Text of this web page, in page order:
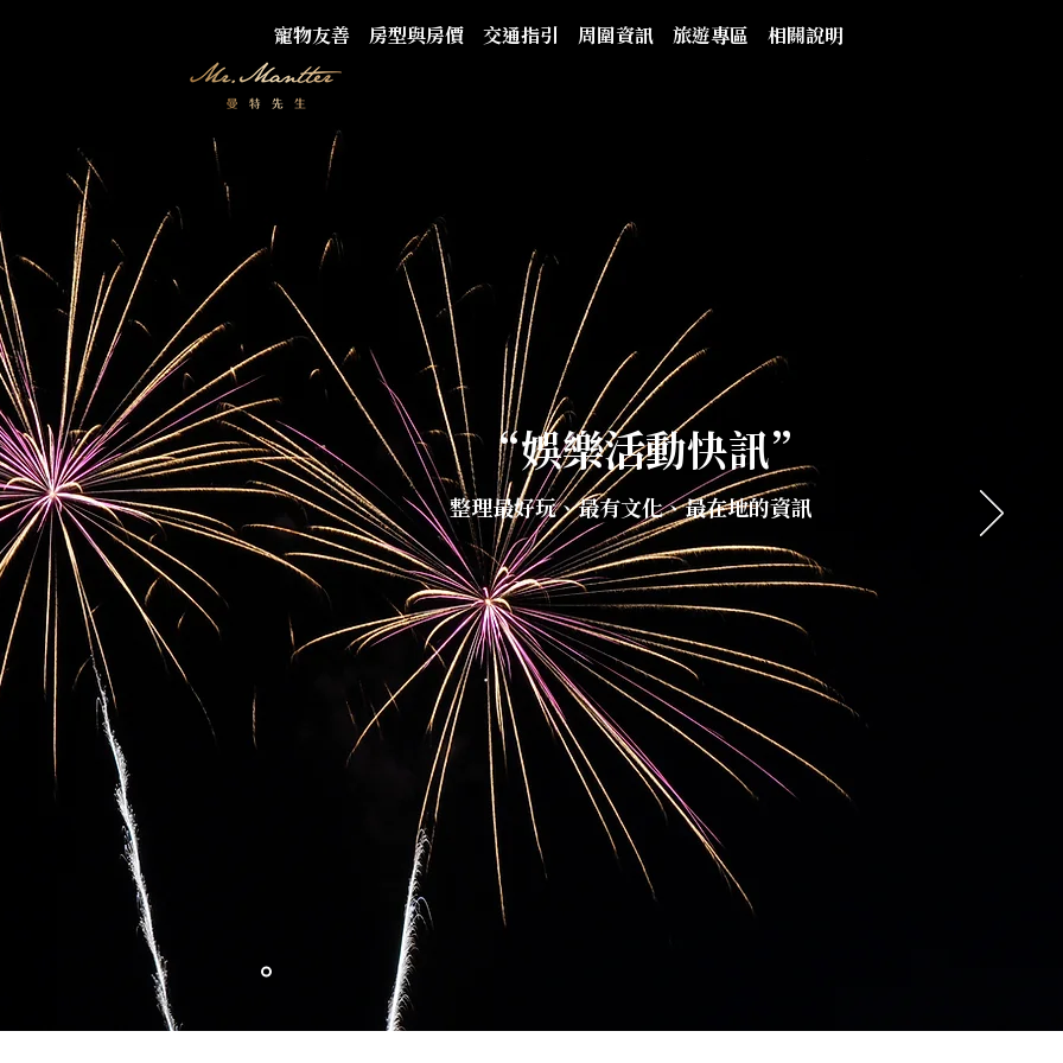
寵物友善 房型與房價 交通指引 周圍資訊 旅遊專區 相關說明
“娛樂活動快訊”
整理最好玩、最有文化、最在地的資訊